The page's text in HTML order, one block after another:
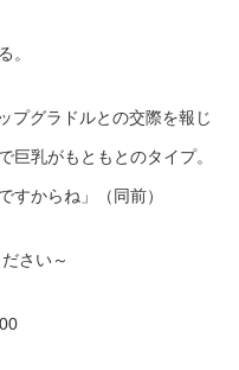
。
プグラドルとの交際を報じ
巨乳がもともとのタイプ。
すからね」（同前）
さい～